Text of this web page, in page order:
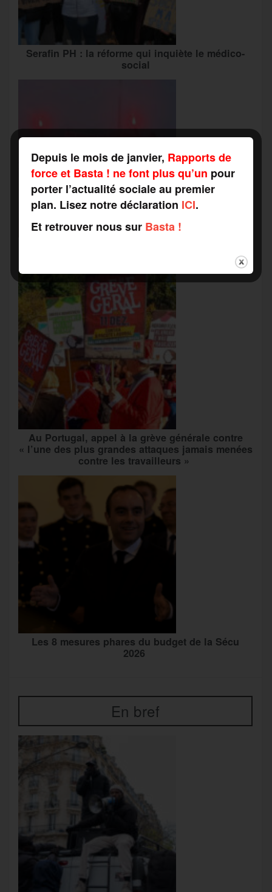
Serafin PH : la réforme qui inquiète le médico-
social
inédite » avec les associations d’usagers ?
Au Portugal, appel à la grève générale contre
« l’une des plus grandes attaques jamais menées
contre les travailleurs »
Les 8 mesures phares du budget de la Sécu
2026
En bref
Depuis le mois de janvier, Rapports de
force et Basta ! ne font plus qu’un pour
porter l’actualité sociale au premier
plan. Lisez notre déclaration ICI.
Et retrouver nous sur Basta !